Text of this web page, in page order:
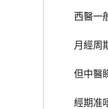
西醫一般
月經周期
但中醫睇
經期准